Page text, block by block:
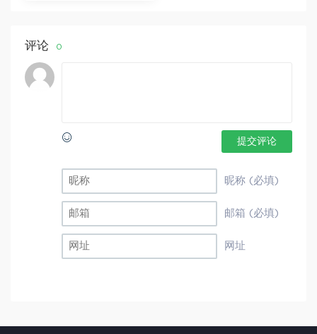
评论 0
提交评论
昵称 (必填)
邮箱 (必填)
网址